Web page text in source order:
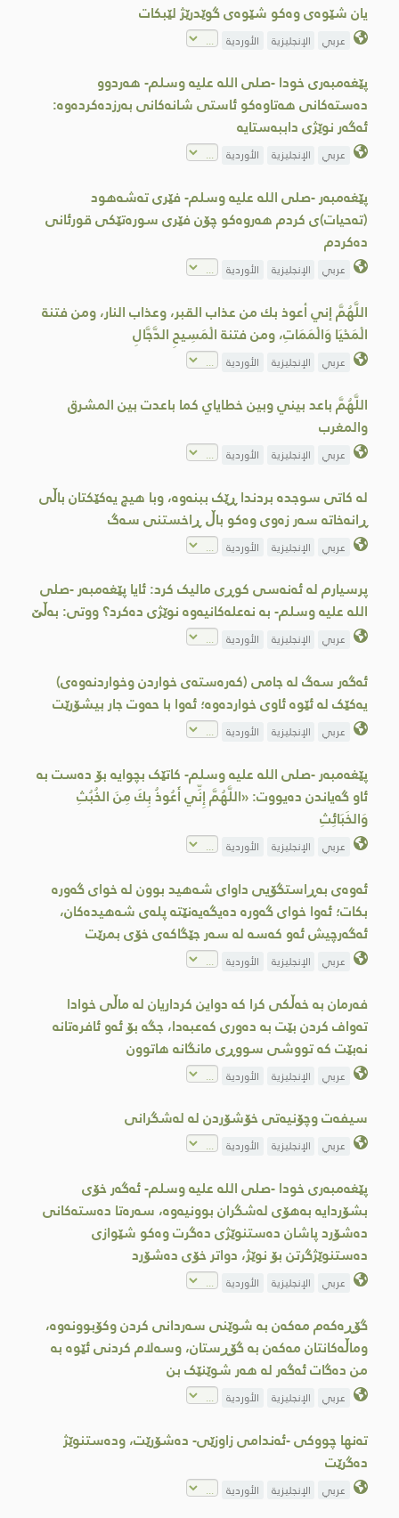
یان شێوەی وەکو شێوەی گوێدرێژ لێبکات
عربي الإنجليزية الأوردية
پێغەمبەری خودا -صلى اللە علیە وسلم- هەردوو
دەستەكانی هەتاوەکو ئاستی شانەکانی بەرزدەکردەوە:
ئەگەر نوێژی داببەستایە
عربي الإنجليزية الأوردية
پێغەمبەر -صلى اللە علیە وسلم- فێری تەشەهود
(تەحیات)ی کردم هەروەکو چۆن فێری سورەتێکی قورئانی
دەکردم
عربي الإنجليزية الأوردية
اللَّهُمَّ إني أعوذ بك من عذاب القبر، وعذاب النار، ومن فتنة
الْمَحْيَا وَالْمَمَاتِ، ومن فتنة الْمَسِيحِ الدَّجَّالِ
عربي الإنجليزية الأوردية
اللَّهُمَّ باعد بيني وبين خطاياي كما باعدت بين المشرق
والمغرب
عربي الإنجليزية الأوردية
لە کاتی سوجدە بردندا ڕێک ببنەوە، وبا هیچ یەکێکتان باڵی
ڕانەخاتە سەر زەوی وەکو باڵ ڕاخستنی سەگ
عربي الإنجليزية الأوردية
پرسیارم لە ئەنەسی کوڕی مالیک کرد: ئایا پێغەمبەر -صلى
اللە علیە وسلم- بە نەعلەکانیەوە نوێژی دەکرد؟ ووتی: بەڵێ
عربي الإنجليزية الأوردية
ئەگەر سەگ لە جامی (کەرەستەی خواردن وخواردنەوەى)
یەکێک لە ئێوە ئاوی خواردەوە؛ ئەوا با حەوت جار بیشۆرێت
عربي الإنجليزية الأوردية
پێغەمبەر -صلى الله علیه وسلم- کاتێک بچوایە بۆ دەست بە
ئاو گەیاندن دەیووت: «اللَّهُمَّ إِنِّي أَعُوذُ بِكَ مِنَ الخُبُثِ
وَالخَبَائِثِ
عربي الإنجليزية الأوردية
ئەوەی بەڕاستگۆیی داوای شەهید بوون لە خوای گەورە
بکات؛ ئەوا خوای گەورە دەیگەیەنێتە پلەی شەهیدەکان،
ئەگەرچیش ئەو کەسە لە سەر جێگاکەی خۆی بمرێت
عربي الإنجليزية الأوردية
فەرمان بە خەڵکی کرا کە دواین کرداریان لە ماڵی خوادا
تەواف کردن بێت بە دەوری کەعبەدا، جگە بۆ ئەو ئافرەتانە
نەبێت کە تووشی سووڕی مانگانە هاتوون
عربي الإنجليزية الأوردية
سیفەت وچۆنیەتی خۆشۆردن لە لەشگرانی
عربي الإنجليزية الأوردية
پێغەمبەری خودا -صلى الله علیه وسلم- ئەگەر خۆی
بشۆردایە بەهۆی لەشگران بوونیەوە، سەرەتا دەستەكانی
دەشۆرد پاشان دەستنوێژی دەگرت وەکو شێوازی
دەستنوێژگرتن بۆ نوێژ، دواتر خۆی دەشۆرد
عربي الإنجليزية الأوردية
گۆڕەکەم مەکەن بە شوێنی سەردانی کردن وکۆبوونەوە،
وماڵەکانتان مەکەن بە گۆڕستان، وسەلام کردنی ئێوە بە
من دەگات ئەگەر لە هەر شوێنێک بن
عربي الإنجليزية الأوردية
تەنها چووكی -ئەندامی زاوزێی- دەشۆرێت، ودەستنوێژ
دەگرێت
عربي الإنجليزية الأوردية